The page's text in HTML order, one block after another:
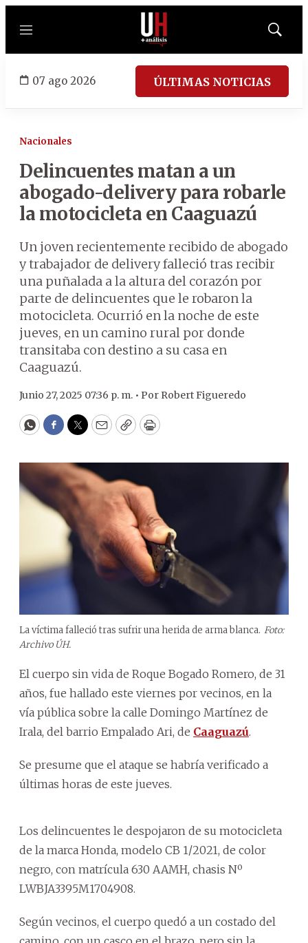
Menú
Mostrar
07 ago 2026 ÚLTIMAS NOTICIAS
Nacionales
Delincuentes matan a un
abogado-delivery para robarle
la motocicleta en Caaguazú
Un joven recientemente recibido de abogado
y trabajador de delivery falleció tras recibir
una puñalada a la altura del corazón por
parte de delincuentes que le robaron la
motocicleta. Ocurrió en la noche de este
jueves, en un camino rural por donde
transitaba con destino a su casa en
Caaguazú.
Junio 27, 2025 07:36 p. m. • Por Robert Figueredo
WhatsApp
Facebook
Twitter
EmailCopyPrint
La víctima falleció tras sufrir una herida de arma blanca. Foto:
Archivo ÚH.
El cuerpo sin vida de Roque Bogado Romero, de 31
años, fue hallado este viernes por vecinos, en la
vía pública sobre la calle Domingo Martínez de
Irala, del barrio Empalado Ari, de Caaguazú.
Se presume que el ataque se habría verificado a
últimas horas de este jueves.
Los delincuentes le despojaron de su motocicleta
de la marca Honda, modelo CB 1/2021, de color
negro, con matrícula 630 AAMH, chasis Nº
LWBJA3395M1704908.
Según vecinos, el cuerpo quedó a un costado del